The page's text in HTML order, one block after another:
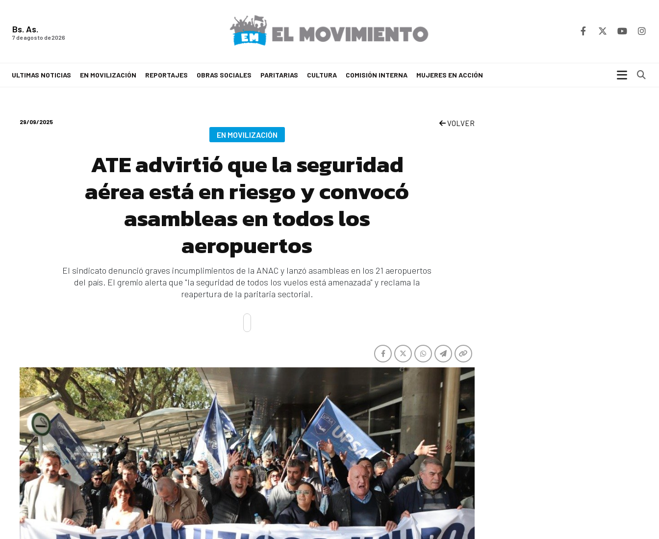
Bs. As.
7 de agosto de 2026
ULTIMAS NOTICIAS EN MOVILIZACIÓN REPORTAJES OBRAS SOCIALES PARITARIAS CULTURA COMISIÓN INTERNA MUJERES EN ACCIÓN
29/09/2025 VOLVER
EN MOVILIZACIÓN
ATE advirtió que la seguridad
aérea está en riesgo y convocó
asambleas en todos los
aeropuertos
El sindicato denunció graves incumplimientos de la ANAC y lanzó asambleas en los 21 aeropuertos
del país. El gremio alerta que "la seguridad de todos los vuelos está amenazada" y reclama la
reapertura de la paritaria sectorial.